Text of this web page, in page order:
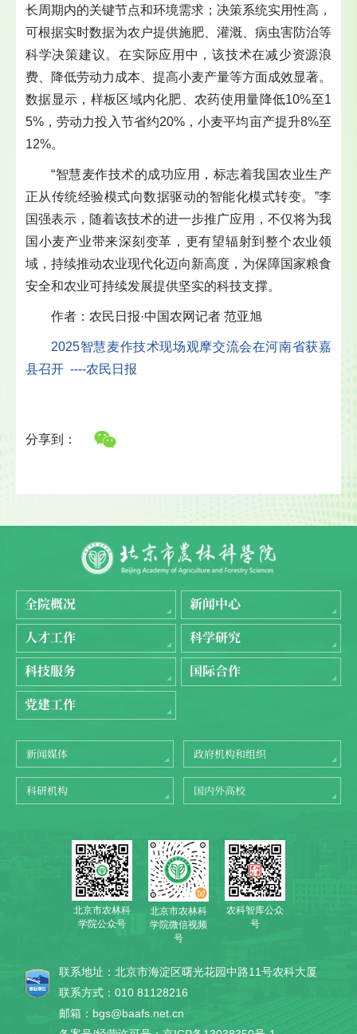
长周期内的关键节点和环境需求；决策系统实用性高，
可根据实时数据为农户提供施肥、灌溉、病虫害防治等
科学决策建议。在实际应用中，该技术在减少资源浪
费、降低劳动力成本、提高小麦产量等方面成效显著。
数据显示，样板区域内化肥、农药使用量降低10%至1
5%，劳动力投入节省约20%，小麦平均亩产提升8%至
12%。
“智慧麦作技术的成功应用，标志着我国农业生产
正从传统经验模式向数据驱动的智能化模式转变。”李
国强表示，随着该技术的进一步推广应用，不仅将为我
国小麦产业带来深刻变革，更有望辐射到整个农业领
域，持续推动农业现代化迈向新高度，为保障国家粮食
安全和农业可持续发展提供坚实的科技支撑。
作者：农民日报·中国农网记者 范亚旭
2025智慧麦作技术现场观摩交流会在河南省获嘉
县召开 ----农民日报
分享到：
全院概况
新闻中心
人才工作
科学研究
科技服务
国际合作
党建工作
新闻媒体 政府机构和组织
科研机构 国内外高校
北京市农林科
学院公众号
北京市农林科
学院微信视频
号
农科智库公众
号
联系地址：北京市海淀区曙光花园中路11号农科大厦
联系方式：010 81128216
邮箱：bgs@baafs.net.cn